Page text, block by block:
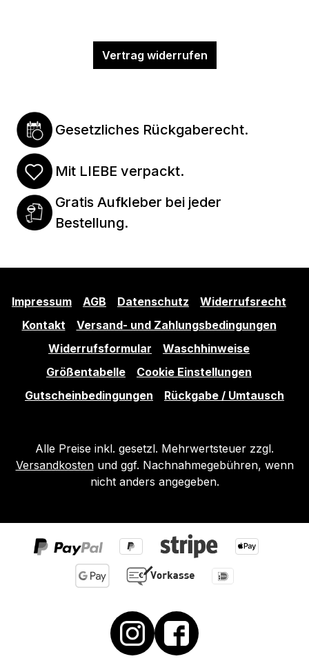
Vertrag widerrufen
Gesetzliches Rückgaberecht.
Mit LIEBE verpackt.
Gratis Aufkleber bei jeder
Bestellung.
Impressum AGB Datenschutz
Widerrufsrecht
Kontakt
Versand- und Zahlungsbedingungen
Widerrufsformular
Waschhinweise
Größentabelle
Cookie Einstellungen
Gutscheinbedingungen
Rückgabe / Umtausch
Alle Preise inkl. gesetzl. Mehrwertsteuer zzgl.
Versandkostenund ggf. Nachnahmegebühren, wenn
nicht anders angegeben.